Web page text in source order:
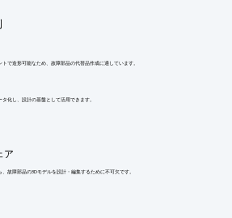
で造形可能なため、故障部品の代替品作成に適しています。
化し、設計の基盤として活用できます。
ア
故障部品の3Dモデルを設計・編集するために不可欠です。